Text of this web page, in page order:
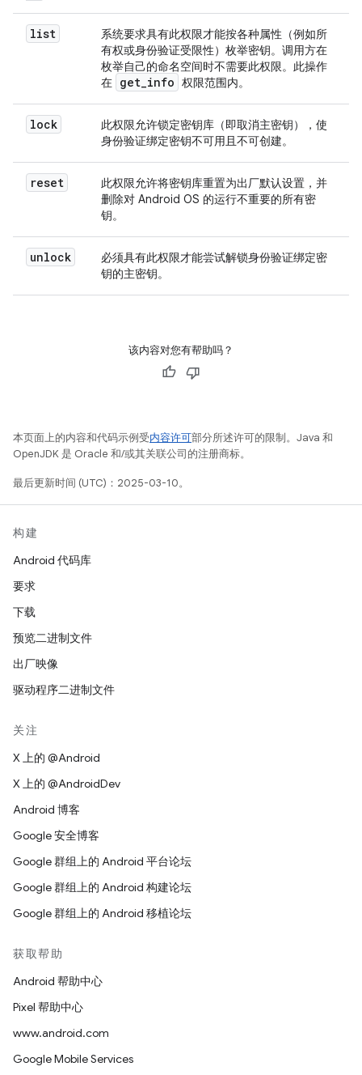
list
系统要求具有此权限才能按各种属性（例如所
有权或身份验证受限性）枚举密钥。调用方在
枚举自己的命名空间时不需要此权限。此操作
在 get_info 权限范围内。
lock
此权限允许锁定密钥库（即取消主密钥），使
身份验证绑定密钥不可用且不可创建。
reset
此权限允许将密钥库重置为出厂默认设置，并
删除对 Android OS 的运行不重要的所有密
钥。
unlock
必须具有此权限才能尝试解锁身份验证绑定密
钥的主密钥。
该内容对您有帮助吗？
本页面上的内容和代码示例受内容许可部分所述许可的限制。Java 和
OpenJDK 是 Oracle 和/或其关联公司的注册商标。
最后更新时间 (UTC)：2025-03-10。
构建
Android 代码库
要求
下载
预览二进制文件
出厂映像
驱动程序二进制文件
关注
X 上的 @Android
X 上的 @AndroidDev
Android 博客
Google 安全博客
Google 群组上的 Android 平台论坛
Google 群组上的 Android 构建论坛
Google 群组上的 Android 移植论坛
获取帮助
Android 帮助中心
Pixel 帮助中心
www.android.com
Google Mobile Services